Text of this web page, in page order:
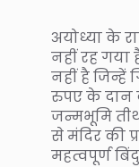
अयोध्या के
नहीं रह
नहीं है जिन्हें
रुपए के दान
जन्मभूमि
से मंदिर की
महत्वपूर्ण